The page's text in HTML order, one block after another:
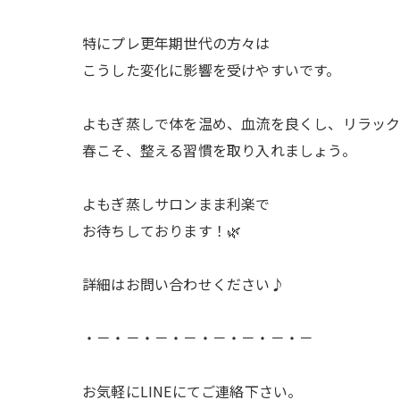
特にプレ更年期世代の方々は
こうした変化に影響を受けやすいです。
よもぎ蒸しで体を温め、血流を良くし、リラッ
春こそ、整える習慣を取り入れましょう。
よもぎ蒸しサロンまま利楽で
お待ちしております！🌿
詳細はお問い合わせください♪
・－・－・－・－・－・－・－・－
お気軽にLINEにてご連絡下さい。